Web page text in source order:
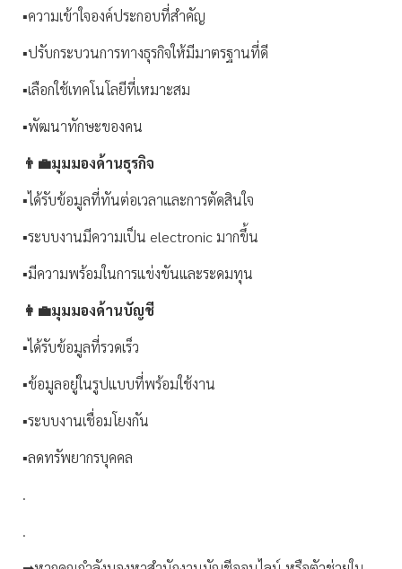
▪️ความเข้าใจองค์ประกอบที่สำคัญ
▪️ปรับกระบวนการทางธุรกิจให้มีมาตรฐานที่ดี
▪️เลือกใช้เทคโนโลยีที่เหมาะสม
▪️พัฒนาทักษะของคน
👨‍💼มุมมองด้านธุรกิจ
▪️ได้รับข้อมูลที่ทันต่อเวลาและการตัดสินใจ
▪️ระบบงานมีความเป็น electronic มากขึ้น
▪️มีความพร้อมในการแข่งขันและระดมทุน
👩‍💼มุมมองด้านบัญชี
▪️ได้รับข้อมูลที่รวดเร็ว
▪️ข้อมูลอยู่ในรูปแบบที่พร้อมใช้งาน
▪️ระบบงานเชื่อมโยงกัน
▪️ลดทรัพยากรบุคคล
.
.